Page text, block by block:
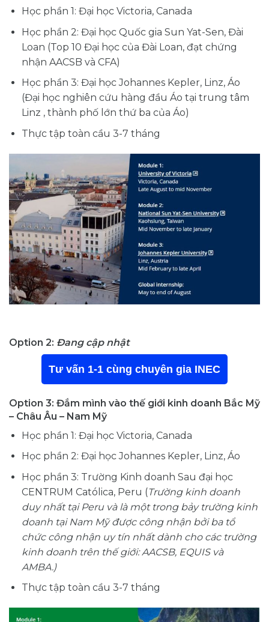
Học phần 1: Đại học Victoria, Canada
Học phần 2: Đại học Quốc gia Sun Yat-Sen, Đài
Loan (Top 10 Đại học của Đài Loan, đạt chứng
nhận AACSB và CFA)
Học phần 3: Đại học Johannes Kepler, Linz, Áo
(Đại học nghiên cứu hàng đầu Áo tại trung tâm
Linz , thành phố lớn thứ ba của Áo)
Thực tập toàn cầu 3-7 tháng
Option 2: Đang cập nhật
Tư vấn 1-1 cùng chuyên gia INEC
Option 3: Đắm mình vào thế giới kinh doanh Bắc Mỹ
– Châu Âu – Nam Mỹ
Học phần 1: Đại học Victoria, Canada
Học phần 2: Đại học Johannes Kepler, Linz, Áo
Học phần 3: Trường Kinh doanh Sau đại học
CENTRUM Católica, Peru (Trường kinh doanh
duy nhất tại Peru và là một trong bảy trường kinh
doanh tại Nam Mỹ được công nhận bởi ba tổ
chức công nhận uy tín nhất dành cho các trường
kinh doanh trên thế giới: AACSB, EQUIS và
AMBA.)
Thực tập toàn cầu 3-7 tháng